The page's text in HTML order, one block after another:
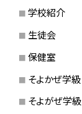
学校紹介
生徒会
保健室
そよかぜ学級
そよがぜ学級